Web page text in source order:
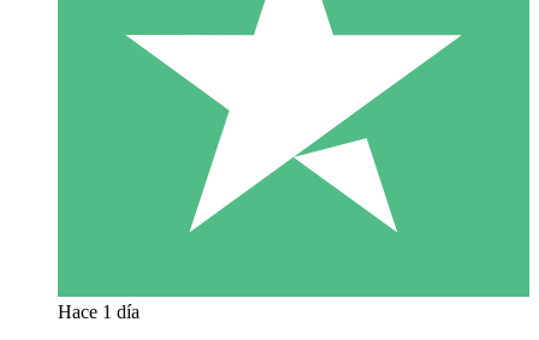
Hace 1 día